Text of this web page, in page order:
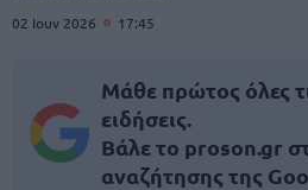
02 Ιουν 2026 17:45
Μάθε πρώτος όλες
ειδήσεις.
Βάλε το proson.gr
αναζήτησης της